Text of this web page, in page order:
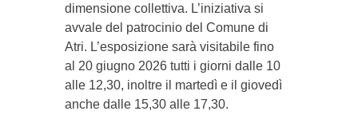
dimensione collettiva. L’iniziativa si
avvale del patrocinio del Comune di
Atri. L’esposizione sarà visitabile fino
al 20 giugno 2026 tutti i giorni dalle 10
alle 12,30, inoltre il martedì e il giovedì
anche dalle 15,30 alle 17,30.